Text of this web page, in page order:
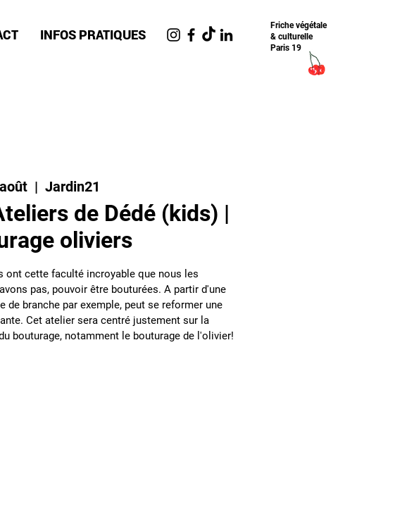
INFOS PRATIQUES
Friche​ végétale
& culturelle
Paris 19
  |
Jardin21
de Dédé (kids) |
oliviers
ont cette faculté incroyable que nous les
pas, pouvoir être bouturées. A partir d'une
de branche par exemple, peut se reformer une
Cet atelier sera centré justement sur la
bouturage, notamment le bouturage de l'olivier!